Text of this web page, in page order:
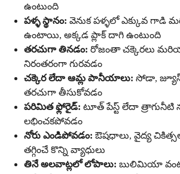
ఉంటుంది
పళ్ళ స్థానం: వెనుక పళ్ళలో ఎక్కువ గాడి
ఉంటాయి, అక్కడ ప్లాక్ దాగి ఉంటుంది
తరచుగా తినడం: రోజంతా చక్కెరలు
నిరంతరంగా గురవడం
చక్కెర లేదా ఆమ్ల పానీయాలు: సోడా, జ్యూస్
తరచుగా తీసుకోవడం
పరిమిత ఫ్లోరైడ్: టూత్ పేస్ట్ లేదా త్రాగునీటి
లభించకపోవడం
నోరు ఎండిపోవడం: ఔషధాలు, వైద్య
తగ్గించే కొన్ని వ్యాధులు
తినే అలవాట్లలో లోపాలు: బులిమియా వంటి